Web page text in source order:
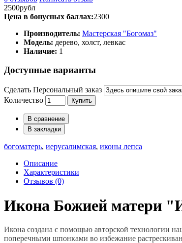
2500рубл
Цена в бонусных баллах:2300
Производитель: Мастерская "Богомаз"
Модель: дерево, холст, левкас
Наличие: 1
Доступные варианты
Сделать Персональный заказ
Количество
Купить
В сравнение
В закладки
богоматерь, иерусалимская, иконы лепса
Описание
Характеристики
Отзывов (0)
Икона Божией матери
Икона создана с помощью авторской технологии
поперечными шпонками во избежание